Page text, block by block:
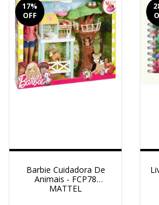
17%
OFF
Barbie Cuidadora De
Animais - FCP78
MATTEL